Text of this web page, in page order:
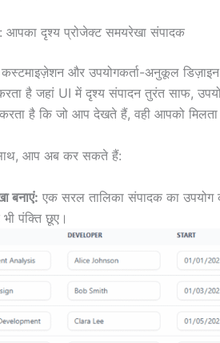
आपका दृश्य प्रोजेक्ट समयरेखा संपादक
कस्टमाइज़ेशन और उपयोगकर्ता-अनुकूल
है जहां UI में दृश्य संपादन तुरंत साफ,
है कि जो आप देखते हैं, वही आपको मिलता
साथ, आप अब कर सकते हैं:
बनाएं: एक सरल तालिका संपादक का उपयोग
पंक्ति छूए।